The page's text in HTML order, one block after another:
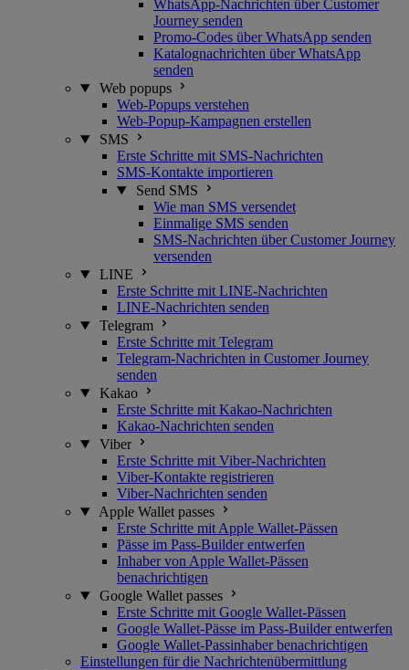
WhatsApp-Nachrichten über Customer
Journey senden
Promo-Codes über WhatsApp senden
Katalognachrichten über WhatsApp
senden
Web popups
Web-Popups verstehen
Web-Popup-Kampagnen erstellen
SMS
Erste Schritte mit SMS-Nachrichten
SMS-Kontakte importieren
Send SMS
Wie man SMS versendet
Einmalige SMS senden
SMS-Nachrichten über Customer Journey
versenden
LINE
Erste Schritte mit LINE-Nachrichten
LINE-Nachrichten senden
Telegram
Erste Schritte mit Telegram
Telegram-Nachrichten in Customer Journey
senden
Kakao
Erste Schritte mit Kakao-Nachrichten
Kakao-Nachrichten senden
Viber
Erste Schritte mit Viber-Nachrichten
Viber-Kontakte registrieren
Viber-Nachrichten senden
Apple Wallet passes
Erste Schritte mit Apple Wallet-Pässen
Pässe im Pass-Builder entwerfen
Inhaber von Apple Wallet-Pässen
benachrichtigen
Google Wallet passes
Erste Schritte mit Google Wallet-Pässen
Google Wallet-Pässe im Pass-Builder entwerfen
Google Wallet-Passinhaber benachrichtigen
Einstellungen für die Nachrichtenübermittlung